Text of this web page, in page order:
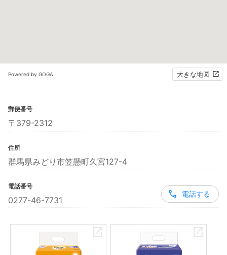
Powered by GOGA 大きな地図
郵便番号
〒379-2312
住所
群馬県みどり市笠懸町久宮127-4
電話番号
0277-46-7731
電話する